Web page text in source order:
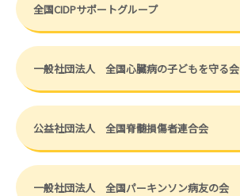
全国CIDPサポートグループ
一般社団法人 全国心臓病の子どもを守る会
公益社団法人 全国脊髄損傷者連合会
一般社団法人 全国パーキンソン病友の会